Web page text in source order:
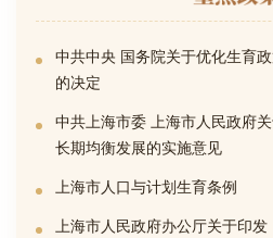
中共中央 国务院关于优化生育
的决定
中共上海市委 上海市人民政府
长期均衡发展的实施意见
上海市人口与计划生育条例
上海市人民政府办公厅关于印